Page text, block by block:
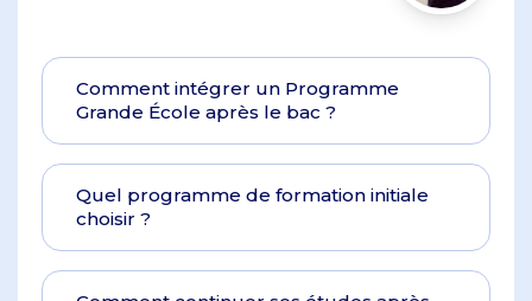
Comment intégrer un Programme
Grande École après le bac ?
Quel programme de formation initiale
choisir ?